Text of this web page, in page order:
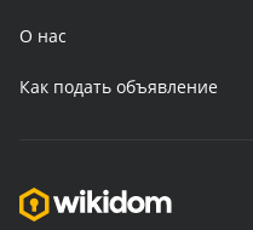
О нас
Как подать объявление